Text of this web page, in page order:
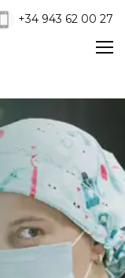
+34 943 62 00 27